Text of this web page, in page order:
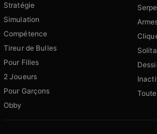
Stratégie
Simulation
Compétence
Tireur de Bulles
Pour Filles
2 Joueurs
Pour Garçons
Obby